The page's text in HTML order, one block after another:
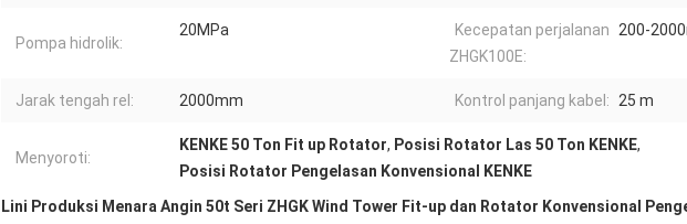
Pompa hidrolik:
20MPa
Kecepatan perjalanan
ZHGK100E:
200-
Jarak tengah rel: 2000mm Kontrol panjang kabel: 25 m
Menyoroti:
KENKE 50 Ton Fit up Rotator, Posisi Rotator Las 50 Ton KENKE,
Posisi Rotator Pengelasan Konvensional KENKE
Lini Produksi Menara Angin 50t Seri ZHGK Wind Tower Fit-up dan Rotator Konvensional